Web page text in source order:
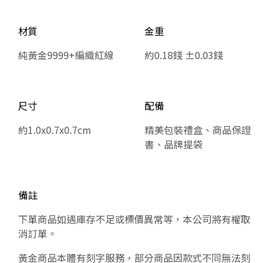
材質
純黃金9999+編織紅線
金重
約0.18錢 ±0.03錢
尺寸
約1.0x0.7x0.7cm
配備
精美包裝禮盒、商品保證
書、品牌提袋
備註
下單商品如遇庫存不足或標價異常等，本公司將有權取
消訂單。
黃金商品本體有刻字服務，部分商品因款式不同無法刻